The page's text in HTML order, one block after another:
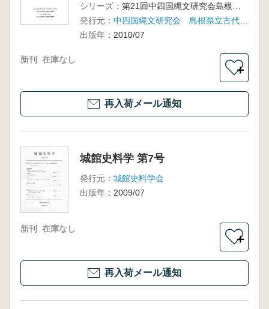
シリーズ：
発行元：
中四国縄文研究会 島根県立古代出雲歴史博物館
出版年： 2010/07
新刊 在庫なし
＋
再入荷メール通知
城館史料学 第7号
発行元： 城館史料学会
出版年： 2009/07
新刊 在庫なし
＋
再入荷メール通知